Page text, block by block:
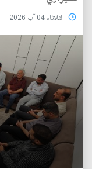
الثلاثاء 04 آب 2026